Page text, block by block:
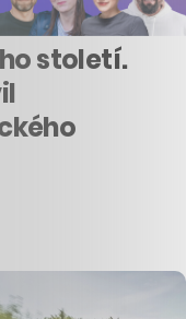
století.